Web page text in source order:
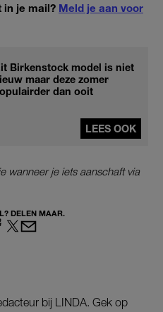
in je mail? Meld je aan voor
Birkenstock model is niet
maar deze zomer
dan ooit
LEES OOK
wanneer je iets aanschaft via
DELEN MAAR.
bij LINDA. Gek op